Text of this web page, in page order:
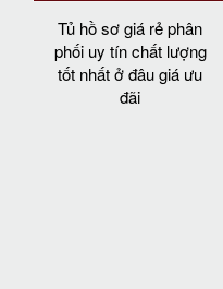
Tủ hồ sơ giá rẻ phân
phối uy tín chất lượng
tốt nhất ở đâu giá ưu
đãi